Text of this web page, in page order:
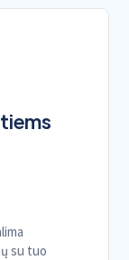
su tuo